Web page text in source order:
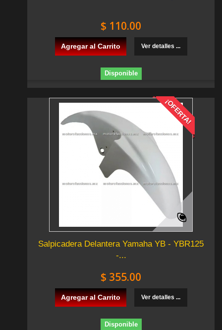
$ 110.00
Agregar al Carrito Ver detalles ...
Disponible
¡OFERTA!
Salpicadera Delantera Yamaha YB - YBR125
-...
$ 355.00
Agregar al Carrito Ver detalles ...
Disponible